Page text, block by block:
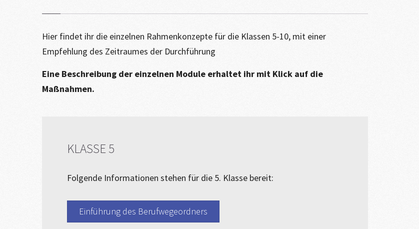
Hier findet ihr die einzelnen Rahmenkonzepte für die Klassen 5-10, mit einer
Empfehlung des Zeitraumes der Durchführung
Eine Beschreibung der einzelnen Module erhaltet ihr mit Klick auf die
Maßnahmen.
KLASSE 5
Folgende Informationen stehen für die 5. Klasse bereit:
Einführung des Berufwegeordners